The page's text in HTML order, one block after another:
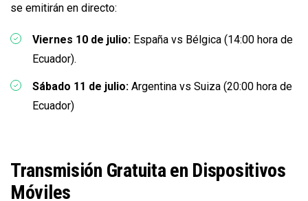
se emitirán en directo:
Viernes 10 de julio: España vs Bélgica (14:00 hora de
Ecuador).
Sábado 11 de julio: Argentina vs Suiza (20:00 hora de
Ecuador)
Transmisión Gratuita en Dispositivos
Móviles